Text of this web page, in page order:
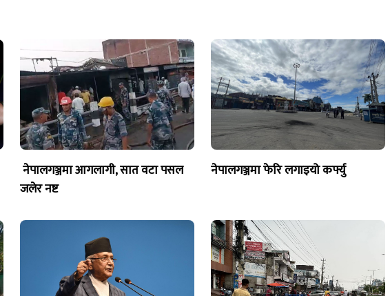
नेपालगञ्जमा आगलागी, सात वटा पसल
जलेर नष्ट
नेपालगञ्जमा फेरि लगाइयो कर्फ्यु